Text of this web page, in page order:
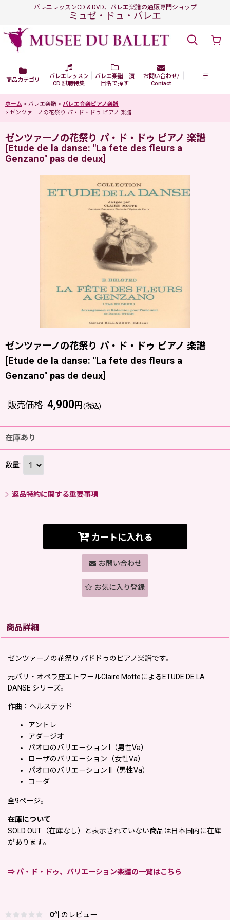
バレエレッスンCD & DVD、バレエ楽譜の通販専門ショップ
ミュゼ・ドュ・バレエ
商品カテゴリ
バレエレッスン
CD 試聴特集
バレエ楽譜 演
目名で探す
お問い合わせ/
Contact
ホーム > バレエ楽譜 > バレエ音楽ピアノ楽譜
> ゼンツァーノの花祭り パ・ド・ドゥ ピアノ 楽譜
ゼンツァーノの花祭り パ・ド・ドゥ ピアノ 楽譜
[Etude de la danse: "La fete des fleurs a
Genzano" pas de deux]
ゼンツァーノの花祭り パ・ド・ドゥ ピアノ 楽譜
[Etude de la danse: "La fete des fleurs a
Genzano" pas de deux]
販売価格: 4,900 円 (税込)
在庫あり
数量:
返品特約に関する重要事項
カートに入れる
お問い合わせ
お気に入り登録
商品詳細
ゼンツァーノの花祭り パドドゥのピアノ楽譜です。
元パリ・オペラ座エトワールClaire MotteによるETUDE DE LA
DANSE シリーズ。
作曲：ヘルステッド
アントレ
アダージオ
パオロのバリエーション I（男性Va）
ローザのバリエーション（女性Va）
パオロのバリエーション II（男性Va）
コーダ
全9ページ。
在庫について
SOLD OUT（在庫なし）と表示されていない商品は日本国内に在庫
があります。
⇒ パ・ド・ドゥ、バリエーション楽譜の一覧はこちら
0件のレビュー